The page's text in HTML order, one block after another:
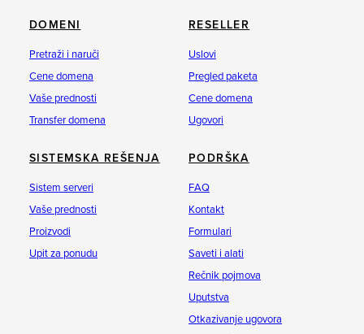
DOMENI
Pretraži i naruči
Cene domena
Vaše prednosti
Transfer domena
RESELLER
Uslovi
Pregled paketa
Cene domena
Ugovori
SISTEMSKA REŠENJA
Sistem serveri
Vaše prednosti
Proizvodi
Upit za ponudu
PODRŠKA
FAQ
Kontakt
Formulari
Saveti i alati
Rečnik pojmova
Uputstva
Otkazivanje ugovora